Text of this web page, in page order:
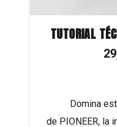
TUTORIAL
Domina
de PIONEER, la